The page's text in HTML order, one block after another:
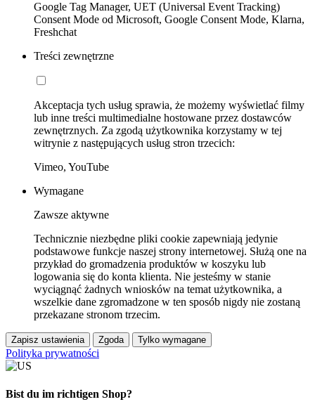
Google Tag Manager, UET (Universal Event Tracking)
Consent Mode od Microsoft, Google Consent Mode, Klarna,
Freshchat
Treści zewnętrzne
Akceptacja tych usług sprawia, że możemy wyświetlać filmy
lub inne treści multimedialne hostowane przez dostawców
zewnętrznych. Za zgodą użytkownika korzystamy w tej
witrynie z następujących usług stron trzecich:
Vimeo, YouTube
Wymagane
Zawsze aktywne
Technicznie niezbędne pliki cookie zapewniają jedynie
podstawowe funkcje naszej strony internetowej. Służą one na
przykład do gromadzenia produktów w koszyku lub
logowania się do konta klienta. Nie jesteśmy w stanie
wyciągnąć żadnych wniosków na temat użytkownika, a
wszelkie dane zgromadzone w ten sposób nigdy nie zostaną
przekazane stronom trzecim.
Zapisz ustawienia Zgoda Tylko wymagane
Polityka prywatności
Bist du im richtigen Shop?